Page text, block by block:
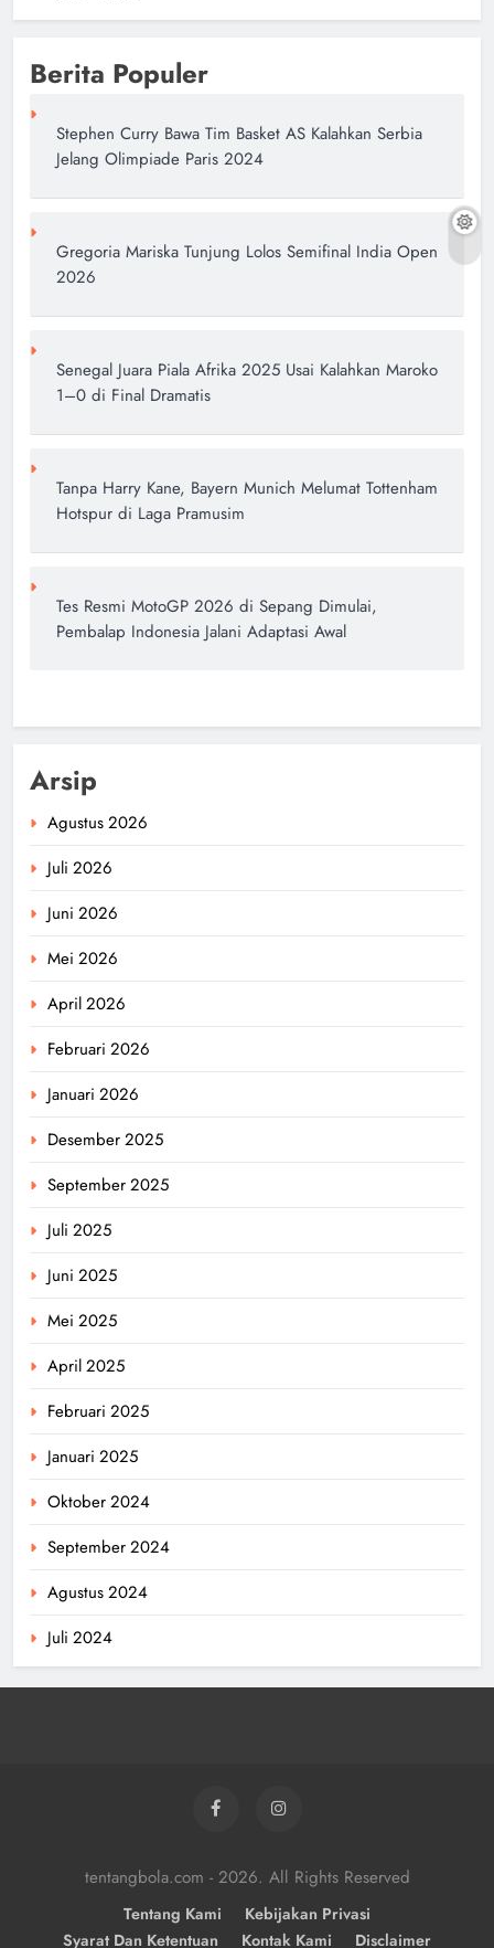
Berita Populer
Stephen Curry Bawa Tim Basket AS Kalahkan Serbia
Jelang Olimpiade Paris 2024
Gregoria Mariska Tunjung Lolos Semifinal India Open
2026
Senegal Juara Piala Afrika 2025 Usai Kalahkan Maroko
1–0 di Final Dramatis
Tanpa Harry Kane, Bayern Munich Melumat Tottenham
Hotspur di Laga Pramusim
Tes Resmi MotoGP 2026 di Sepang Dimulai,
Pembalap Indonesia Jalani Adaptasi Awal
Arsip
Agustus 2026
Juli 2026
Juni 2026
Mei 2026
April 2026
Februari 2026
Januari 2026
Desember 2025
September 2025
Juli 2025
Juni 2025
Mei 2025
April 2025
Februari 2025
Januari 2025
Oktober 2024
September 2024
Agustus 2024
Juli 2024
tentangbola.com - 2026. All Rights Reserved
Tentang Kami
Kebijakan Privasi
Syarat Dan Ketentuan
Kontak Kami Disclaimer